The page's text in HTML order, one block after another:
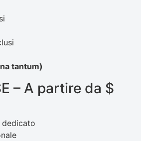
tantum)
– A partire da $
dedicato